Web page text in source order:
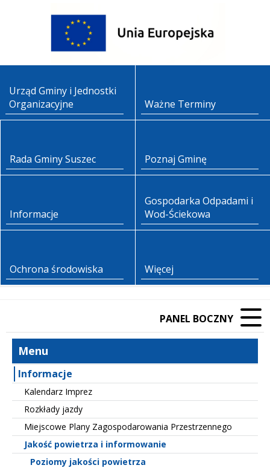
Urząd Gminy i Jednostki
Organizacyjne
Ważne Terminy
Rada Gminy Suszec Poznaj Gminę
Informacje
Gospodarka Odpadami i
Wod-Ściekowa
Ochrona środowiska Więcej
PANEL BOCZNY
Menu
Informacje
Kalendarz Imprez
Rozkłady jazdy
Miejscowe Plany Zagospodarowania Przestrzennego
Jakość powietrza i informowanie
Poziomy jakości powietrza